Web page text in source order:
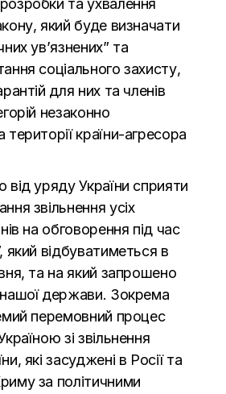
та ухвалення
який буде визначати
ув’язнених” та
соціального захисту,
для них та членів
незаконно
країни-агресора
уряду України сприяти
звільнення усіх
на обговорення під час
який відбуватиметься в
та на який запрошено
нашої держави. Зокрема
перемовний процес
зі звільнення
які засуджені в Росії та
за політичними